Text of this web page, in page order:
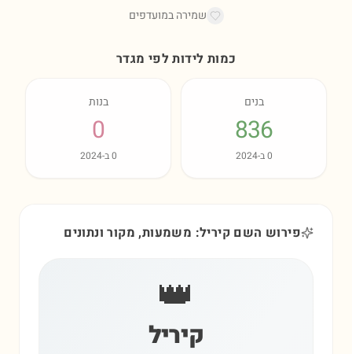
שמירה במועדפים
כמות לידות לפי מגדר
בנים
836
0ב-2024
בנות
0
0ב-2024
פירוש השם קיריל: משמעות, מקור ונתונים
👑
קיריל